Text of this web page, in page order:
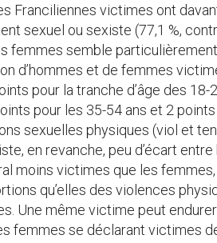
Franciliennes victimes ont
sexuel ou sexiste (77,1 %,
femmes semble
d’hommes et de femmes
pour la tranche d’âge des
pour les 35-54 ans et 2
sexuelles physiques (viol et
en revanche, peu d’écart
moins victimes que les
qu’elles des violences
Une même victime peut
femmes se déclarant victimes